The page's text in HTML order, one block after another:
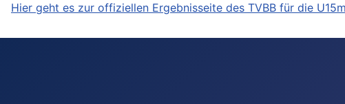
Hier geht es zur offiziellen Ergebnisseite des TVBB für die